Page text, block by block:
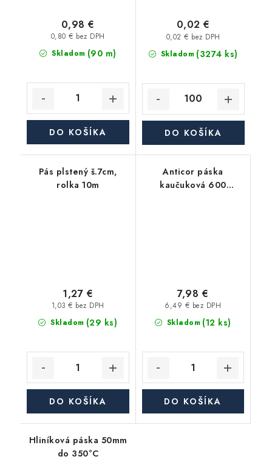
Skladom (90 m)
0,80 € bez DPH
0,98 €
DO KOŠÍKA
Skladom (3274 ks)
0,02 € bez DPH
0,02 €
DO KOŠÍKA
Pás plstený š.7cm,
rolka 10m
Skladom (29 ks)
1,03 € bez DPH
1,27 €
DO KOŠÍKA
Anticor páska
kaučuková 600
Skladom (12 ks)
6,49 € bez DPH
7,98 €
DO KOŠÍKA
Hliníková páska 50mm
do 350°C